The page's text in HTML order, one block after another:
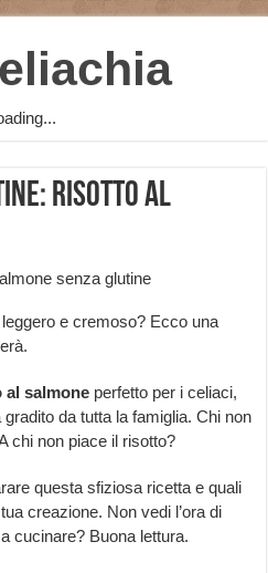
risotto al
e cremoso? Ecco una
al salmone perfetto per i celiaci,
da tutta la famiglia. Chi non
chi non piace il risotto?
questa sfiziosa ricetta e quali
creazione. Non vedi l’ora di
cucinare? Buona lettura.